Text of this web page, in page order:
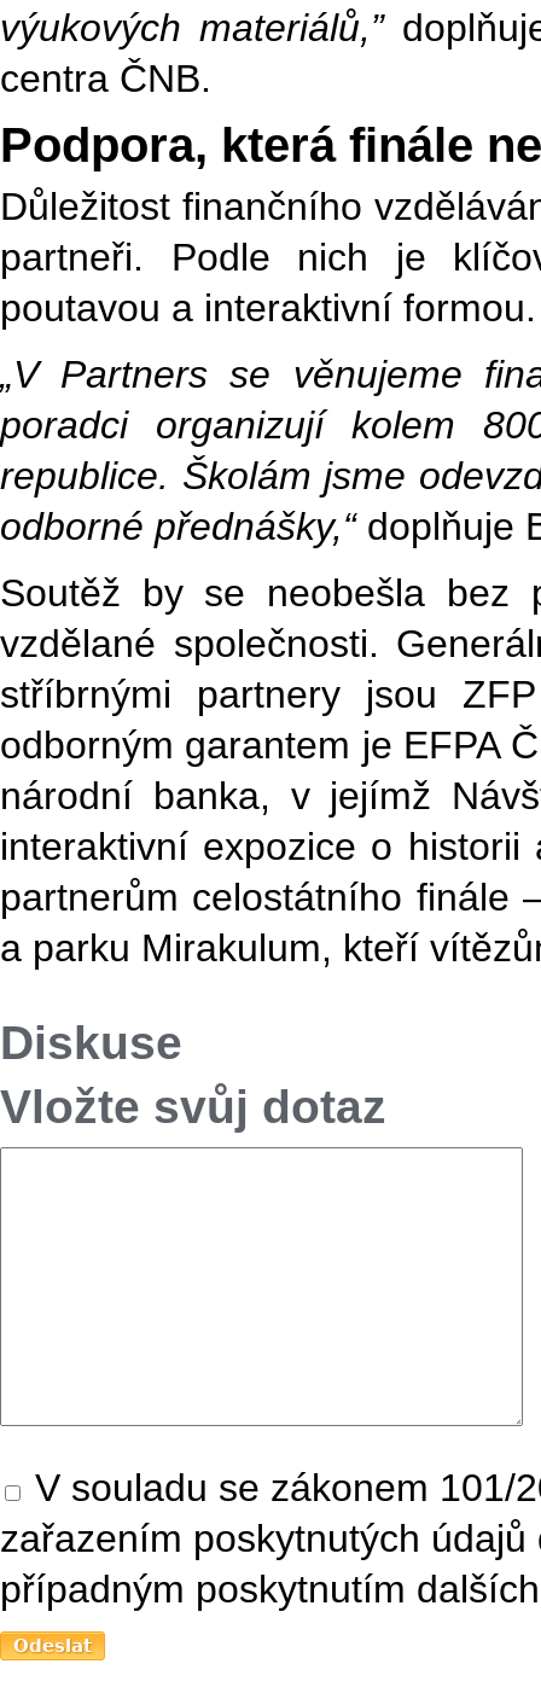
výukových materiálů,”
centra ČNB.
Podpora, která finále
Důležitost finančního
partneři. Podle nich je
poutavou a interaktivní formou.
„V Partners se věnujeme
poradci organizují kolem
republice. Školám jsme
odborné přednášky,“doplňuje
Soutěž by se neobešla bez
vzdělané společnosti.
stříbrnými partnery jsou
odborným garantem je EFPA
národní banka, v jejímž
interaktivní expozice o
partnerům celostátního finále
a parku Mirakulum, kteří
Diskuse
Vložte svůj dotaz
V souladu se zákonem 101/
zařazením poskytnutých
případným poskytnutím